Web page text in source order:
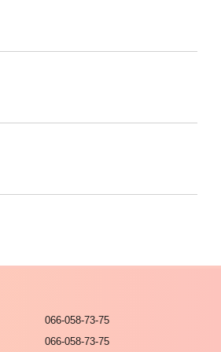
066-058-73-75
066-058-73-75